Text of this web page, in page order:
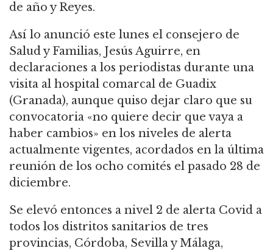
de año y Reyes.
Así lo anunció este lunes el consejero de
Salud y Familias, Jesús Aguirre, en
declaraciones a los periodistas durante una
visita al hospital comarcal de Guadix
(Granada), aunque quiso dejar claro que su
convocatoria «no quiere decir que vaya a
haber cambios» en los niveles de alerta
actualmente vigentes, acordados en la última
reunión de los ocho comités el pasado 28 de
diciembre.
Se elevó entonces a nivel 2 de alerta Covid a
todos los distritos sanitarios de tres
provincias, Córdoba, Sevilla y Málaga,